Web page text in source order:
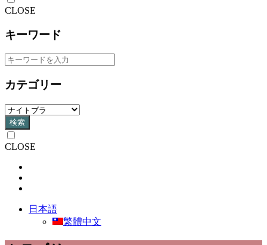
CLOSE
キーワード
カテゴリー
検索
CLOSE
日本語
繁體中文